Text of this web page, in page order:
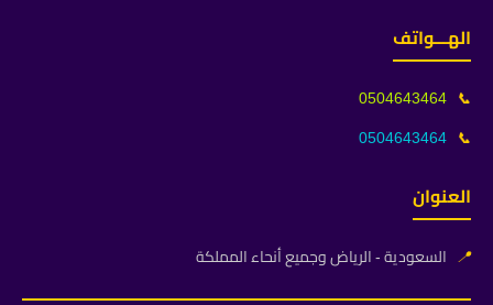
الهـــواتف
📞
0504643464
📞
0504643464
العنوان
📍 السعودية - الرياض وجميع أنحاء المملكة